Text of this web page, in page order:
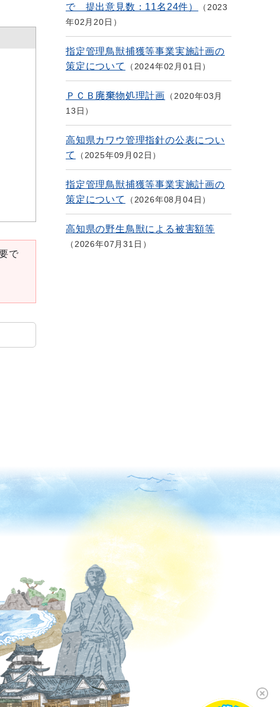
で
で 提出意見数：11名24件）
2023
年02月20日
指定管理鳥獣捕獲等事業実施計画の
策定について
2024年02月01日
ＰＣＢ廃棄物処理計画
2020年03月
13日
高知県カワウ管理指針の公表につい
て
2025年09月02日
指定管理鳥獣捕獲等事業実施計画の
策定について
2026年08月04日
高知県の野生鳥獣による被害額等
2026年07月31日